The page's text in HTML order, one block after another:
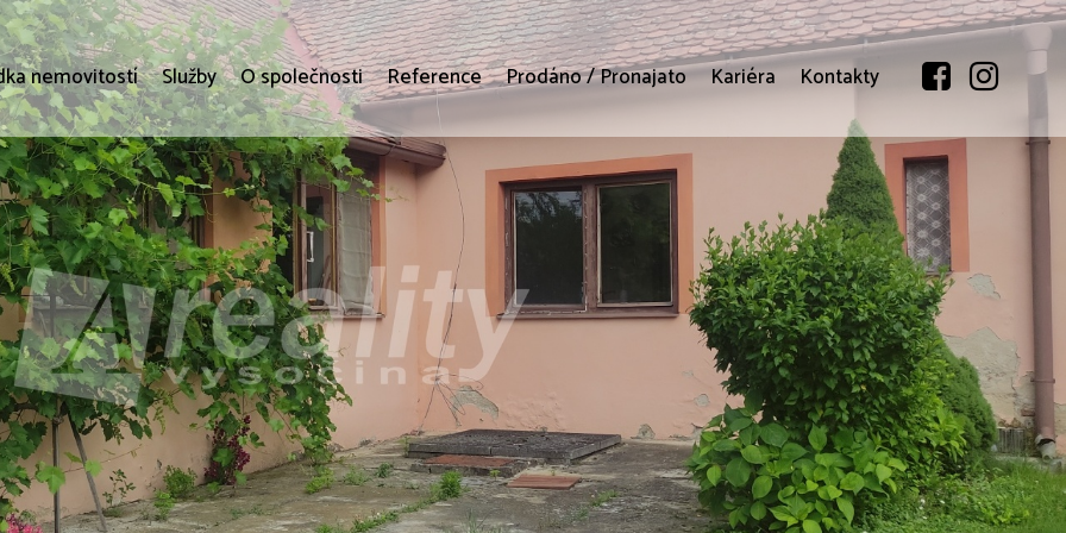
nemovitostí Služby O společnosti Reference Prodáno / Pronajato Kariéra Kontakty